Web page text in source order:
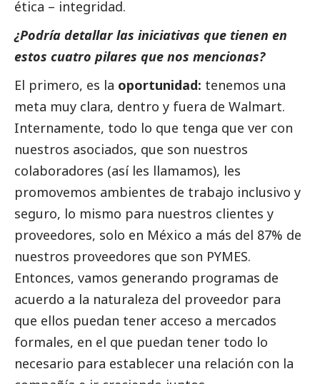
ética – integridad.
¿Podría detallar las iniciativas que tienen en
estos cuatro pilares que nos mencionas?
El primero, es la oportunidad: tenemos una
meta muy clara, dentro y fuera de Walmart.
Internamente, todo lo que tenga que ver con
nuestros asociados, que son nuestros
colaboradores (así les llamamos), les
promovemos ambientes de trabajo inclusivo y
seguro, lo mismo para nuestros clientes y
proveedores, solo en México a más del 87% de
nuestros proveedores que son PYMES.
Entonces, vamos generando programas de
acuerdo a la naturaleza del proveedor para
que ellos puedan tener acceso a mercados
formales, en el que puedan tener todo lo
necesario para establecer una relación con la